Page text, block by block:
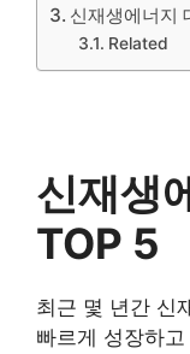
신재생에너지
Related
신재생
TOP 5
최근 몇 년간 신
빠르게 성장하